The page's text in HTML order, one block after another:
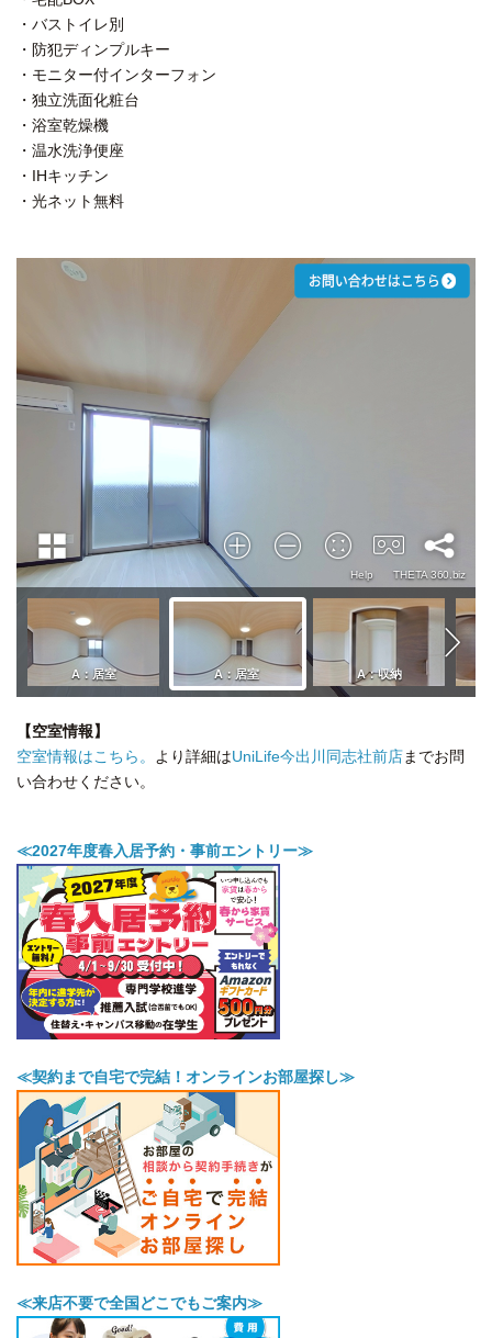
・バストイレ別
・防犯ディンプルキー
・モニター付インターフォン
・独立洗面化粧台
・浴室乾燥機
・温水洗浄便座
・IHキッチン
・光ネット無料
【空室情報】
空室情報はこちら。
より詳細はUniLife今出川同志社前店までお問
い合わせください。
≪2027年度春入居予約・事前エントリー≫
≪契約まで自宅で完結！オンラインお部屋探し≫
≪来店不要で全国どこでもご案内≫